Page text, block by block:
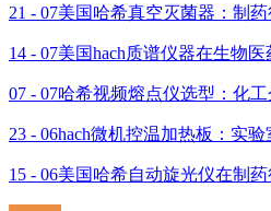
21 - 07美国哈希真空灭菌器：制
14 - 07美国hach质谱仪器在生物
07 - 07哈希视频熔点仪选型：化
23 - 06hach微机控温加热板：实
15 - 06美国哈希自动旋光仪在制药